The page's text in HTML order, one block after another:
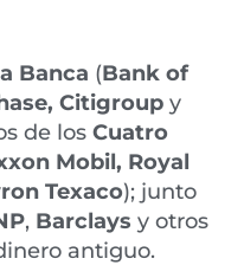
Banca (Bank of
Citigroup y
de los Cuatro
Mobil, Royal
Texaco); junto
, Barclays y otros
antiguo.